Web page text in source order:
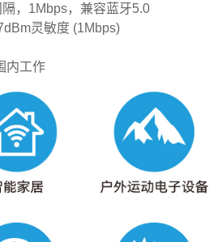
，1Mbps，兼容蓝牙5.0
灵敏度 (1Mbps)
内工作